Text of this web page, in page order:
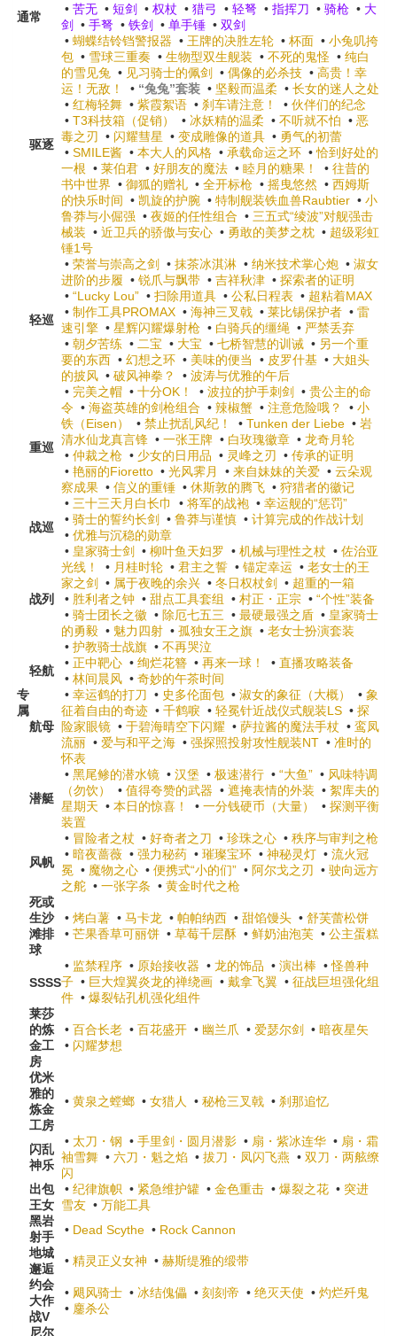
通常
• 苦无 • 短剑 • 权杖 • 猎弓 • 轻弩 • 指挥刀 • 骑枪 • 大
剑
• 手弩 • 铁剑 • 单手锤 • 双剑
专
属
驱逐
• 蝴蝶结铃铛警报器 • 王牌的决胜左轮 • 杯面 • 小兔叽挎
包 • 雪球三重奏 • 生物型双生舰装 • 不死的鬼怪 • 纯白
的雪见兔
• 见习骑士的佩剑 • 偶像的必杀技 • 高贵！幸
运！无敌！
• “兔兔”套装 • 坚毅而温柔 • 长女的迷人之处
• 红梅轻舞 • 紫霞絮语 • 刹车请注意！ • 伙伴们的纪念
• T3科技箱（促销） • 冰妖精的温柔 • 不听就不怕 • 恶
毒之刃 • 闪耀彗星 • 变成雕像的道具 • 勇气的初蕾
• SMILE酱 • 本大人的风格 • 承载命运之环 •恰到好处的
一根 • 莱伯君 • 好朋友的魔法 • 睦月的糖果！ • 往昔的
书中世界 • 御狐的赠礼 • 全开标枪 • 摇曳悠然 • 西姆斯
的快乐时间 • 凯旋的护腕 • 特制舰装铁血兽Raubtier • 小
鲁莽与小倔强 • 夜姬的任性组合 • 三五式“绫波”对舰强击
械装 • 近卫兵的骄傲与安心 • 勇敢的美梦之枕 • 超级彩虹
锤1号
轻巡
• 荣誉与崇高之剑 • 抹茶冰淇淋 • 纳米技术掌心炮 • 淑女
进阶的步履 • 锐爪与飘带 • 吉祥秋津 • 探索者的证明
• “Lucky Lou” • 扫除用道具 • 公私日程表 • 超粘着MAX
• 制作工具PROMAX • 海神三叉戟 • 莱比锡保护者 • 雷
速引擎 • 星辉闪耀爆射枪 • 白骑兵的缰绳 • 严禁丢弃
• 朝夕苦练 • 二宝 • 大宝 • 七桥智慧的训诫 • 另一个重
要的东西 • 幻想之环 • 美味的便当 • 皮罗什基 • 大姐头
的披风 • 破风神拳？ • 波涛与优雅的午后
重巡
• 完美之帽 • 十分OK！ • 波拉的护手刺剑 • 贵公主的命
令 • 海盗英雄的剑枪组合 • 辣椒蟹 • 注意危险哦？ • 小
铁（Eisen）
• 禁止扰乱风纪！ • Tunken der Liebe • 岩
清水仙龙真言锋 • 一张王牌 • 白玫瑰徽章 • 龙奇月轮
• 仲裁之枪 • 少女的日用品 • 灵峰之刃 • 传承的证明
• 艳丽的Fioretto • 光风霁月 • 来自妹妹的关爱 • 云朵观
察成果 • 信义的重锤 • 休斯敦的腾飞 • 狩猎者的徽记
• 三十三天月白长巾 • 将军的战袍 • 幸运舰的“惩罚”
战巡
• 骑士的誓约长剑 • 鲁莽与谨慎 • 计算完成的作战计划
• 优雅与沉稳的勋章
战列
• 皇家骑士剑 • 柳叶鱼天妇罗 • 机械与理性之杖 • 佐治亚
光线！
• 月桂时轮 • 君主之誓 • 锚定幸运 • 老女士的王
家之剑
• 属于夜晚的余兴 • 冬日权杖剑 • 超重的一箱
• 胜利者之钟 • 甜点工具套组 • 村正・正宗 • “个性”装备
• 骑士团长之徽 • 除厄七五三 • 最硬最强之盾 • 皇家骑士
的勇毅 • 魅力四射 • 孤独女王之旗 • 老女士扮演套装
• 护教骑士战旗 • 不再哭泣
轻航
• 正中靶心 • 绚烂花簪 • 再来一球！ • 直播攻略装备
• 林间晨风 • 奇妙的午茶时间
航母
• 幸运鹤的打刀 • 史多伦面包 • 淑女的象征（大概） • 象
征着自由的奇迹 • 千鹤唳 • 轻冕针近战仪式舰装LS • 探
险家眼镜 • 于碧海晴空下闪耀 • 萨拉酱的魔法手杖 • 鸾凤
流丽 • 爱与和平之海 • 强探照投射攻性舰装NT • 准时的
怀表
潜艇
• 黑尾鲹的潜水镜 • 汉堡 • 极速潜行 • “大鱼” • 风味特调
（勿饮）
• 值得夸赞的武器 • 遮掩表情的外装 • 絮库夫的
星期天 • 本日的惊喜！ • 一分钱硬币（大量） • 探测平衡
装置
风帆
• 冒险者之杖 • 好奇者之刀 • 珍珠之心 • 秩序与审判之枪
• 暗夜蔷薇 • 强力秘药 • 璀璨宝环 • 神秘灵灯 • 流火冠
冕
• 魔物之心 • 便携式“小的们” • 阿尔戈之刃 • 驶向远方
之舵 • 一张字条 • 黄金时代之枪
死或
生沙
滩排
球
• 烤白薯 • 马卡龙 • 帕帕纳西 • 甜馅馒头 • 舒芙蕾松饼
• 芒果香草可丽饼 • 草莓千层酥 • 鲜奶油泡芙 • 公主蛋糕
SSSS
• 监禁程序 • 原始接收器 • 龙的饰品 • 演出棒 •怪兽种
子 • 巨大煌翼炎龙的禅绕画 • 戴拿飞翼 • 征战巨坦强化组
件 • 爆裂钻孔机强化组件
莱莎
的炼
金工
房
• 百合长老 • 百花盛开 • 幽兰爪 • 爱瑟尔剑 • 暗夜星矢
• 闪耀梦想
优米
雅的
炼金
工房
• 黄泉之螳螂 • 女猎人 • 秘枪三叉戟 • 刹那追忆
闪乱
神乐
• 太刀・钢 • 手里剑・圆月潜影 • 扇・紫冰连华 • 扇・霜
袖雪舞 • 六刀・魁之焰 • 拔刀・凤闪飞燕 • 双刀・两舷缭
闪
出包
王女
• 纪律旗帜 • 紧急维护罐 • 金色重击 • 爆裂之花 • 突进
雪友 • 万能工具
黑岩
射手
• Dead Scythe • Rock Cannon
地城
邂逅
• 精灵正义女神 • 赫斯缇雅的缎带
约会
大作
战V
• 飓风骑士 • 冰结傀儡 • 刻刻帝 • 绝灭天使 • 灼烂歼鬼
• 鏖杀公
尼尔